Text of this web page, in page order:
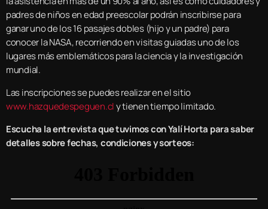
padres de niños en edad preescolar podrán inscribirse para
ganar uno de los 16 pasajes dobles (hijo y un padre) para
conocer la NASA, recorriendo en visitas guiadas uno de los
lugares más emblemáticos para la ciencia y la investigación
mundial.
Las inscripciones se puedes realizar en el sitio
www.hazquedespeguen.cly tienen tiempo limitado.
Escucha la entrevista que tuvimos con Yalí Horta para saber
detalles sobre fechas, condiciones y sorteos: